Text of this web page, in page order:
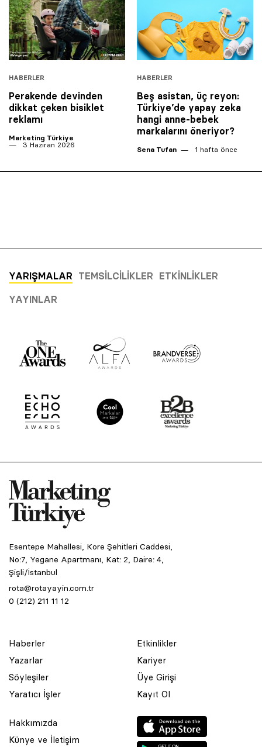
HABERLER
Perakende devinden
dikkat çeken bisiklet
reklamı
Marketing Türkiye
3 Haziran 2026
HABERLER
Beş asistan, üç reyon:
Türkiye’de yapay zeka
hangi anne-bebek
markalarını öneriyor?
Sena Tufan 1 hafta önce
YARIŞMALAR TEMSILCILIKLER ETKINLIKLER
YAYINLAR
Esentepe Mahallesi, Kore Şehitleri Caddesi,
No:7, Yegane Apartmanı, Kat: 2, Daire: 4,
Şişli/İstanbul
rota@rotayayin.com.tr
0 (212) 211 11 12
Haberler
Yazarlar
Söyleşiler
Yaratıcı İşler
Etkinlikler
Kariyer
Üye Girişi
Kayıt Ol
Hakkımızda
Künye ve İletişim